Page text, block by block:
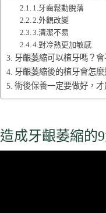
1.牙齒鬆動脫落
2.外觀改變
3.清潔不易
4.對冷熱更加敏感
牙齦萎縮可以植牙嗎？
牙齦萎縮後的植牙會怎麼
術後保養一定要做好，才
造成牙齦萎縮的